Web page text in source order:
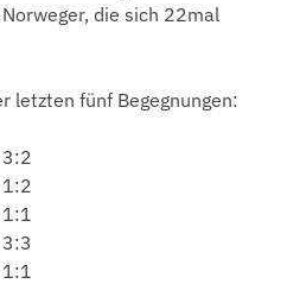
die sich 22mal
letzten fünf Begegnungen:
1:1
1:1